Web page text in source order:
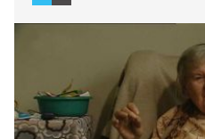
dětských básní.